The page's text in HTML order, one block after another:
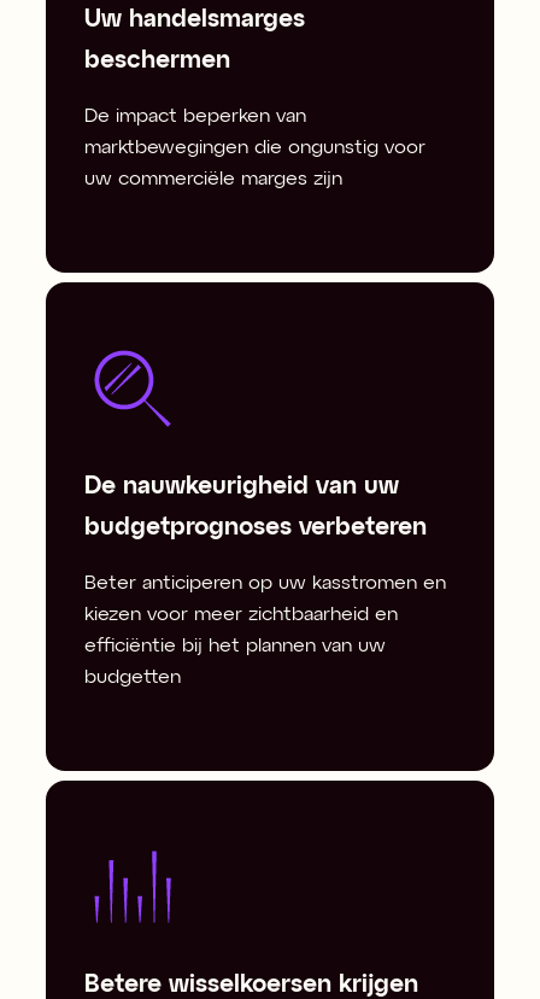
Uw handelsmarges
beschermen
De impact beperken van
marktbewegingen die ongunstig voor
uw commerciële marges zijn
De nauwkeurigheid van uw
budgetprognoses verbeteren
Beter anticiperen op uw kasstromen en
kiezen voor meer zichtbaarheid en
efficiëntie bij het plannen van uw
budgetten
Betere wisselkoersen krijgen